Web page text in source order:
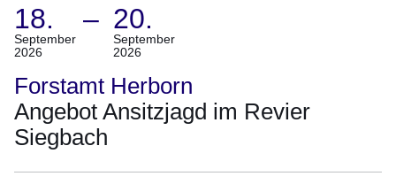
:73
Ergebnisse:Ergebnisse
30
auf
18.
September
2026
– 20.
September
2026
(Termin:
18.
September
Bis
20.
Forstamt Herborn
Angebot Ansitzjagd im Revier
Siegbach